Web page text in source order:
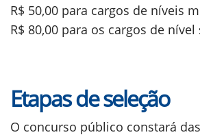
R$ 50,00 para cargos de níveis
R$ 80,00 para os cargos de
Etapas de seleção
O concurso público constará